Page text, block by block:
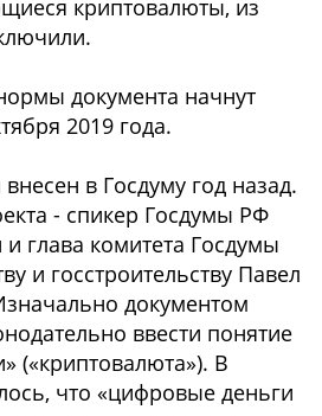
криптовалюты, из
документа начнут
2019 года.
в Госдуму год назад.
- спикер Госдумы РФ
глава комитета Госдумы
и госстроительству Павел
документом
ввести понятие
(«криптовалюта»). В
что «цифровые деньги